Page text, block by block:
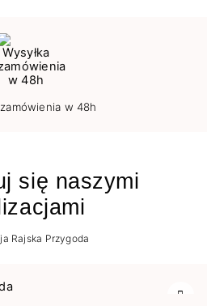
zamówienia w 48h
się naszymi
Rajska Przygoda